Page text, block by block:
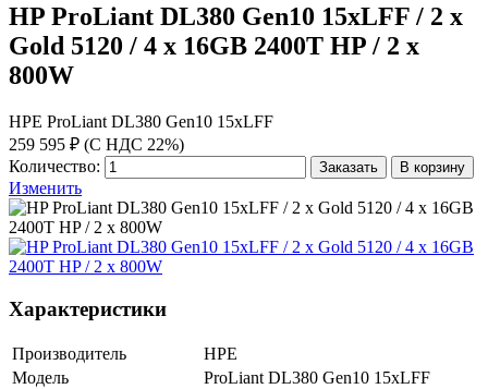
HP ProLiant DL380 Gen10 15xLFF / 2 x
Gold 5120 / 4 x 16GB 2400T HP / 2 x
800W
HPE ProLiant DL380 Gen10 15xLFF
259 595 ₽ (С НДС 22%)
Количество:
Заказать В корзину
Изменить
Характеристики
Производитель
HPE
Модель
ProLiant DL380 Gen10 15xLFF